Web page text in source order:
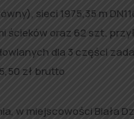
sieci 1975,35 m
ścieków oraz 62 szt.
dla 3 części
zł brutto
w miejscowości Biała